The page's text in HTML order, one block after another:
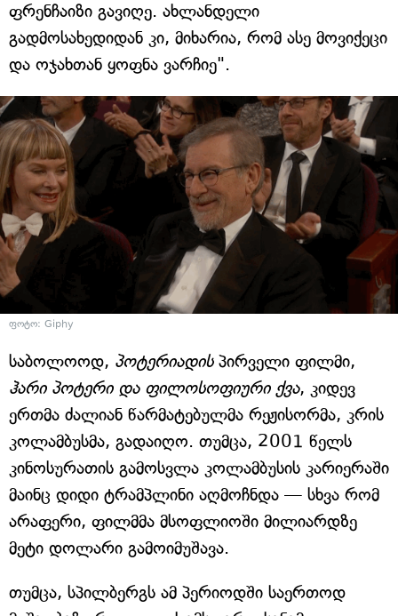
ფრენჩაიზი გავიღე. ახლანდელი
გადმოსახედიდან კი, მიხარია, რომ ასე მოვიქეცი
და ოჯახთან ყოფნა ვარჩიე".
ფოტო: Giphy
საბოლოოდ, პოტერიადის პირველი ფილმი,
ჰარი პოტერი და ფილოსოფიური ქვა, კიდევ
ერთმა ძალიან წარმატებულმა რეჟისორმა, კრის
კოლამბუსმა, გადაიღო. თუმცა, 2001 წელს
კინოსურათის გამოსვლა კოლამბუსის კარიერაში
მაინც დიდი ტრამპლინი აღმოჩნდა — სხვა რომ
არაფერი, ფილმმა მსოფლიოში მილიარდზე
მეტი დოლარი გამოიმუშავა.
თუმცა, სპილბერგს ამ პერიოდში საერთოდ